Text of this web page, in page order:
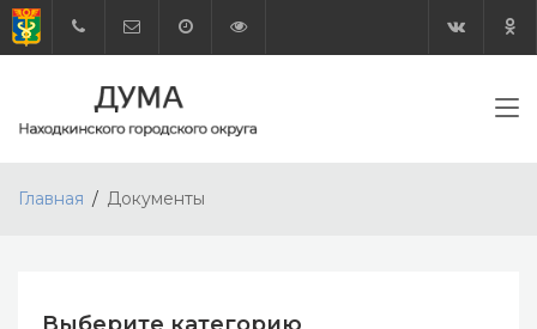
Главная Документы